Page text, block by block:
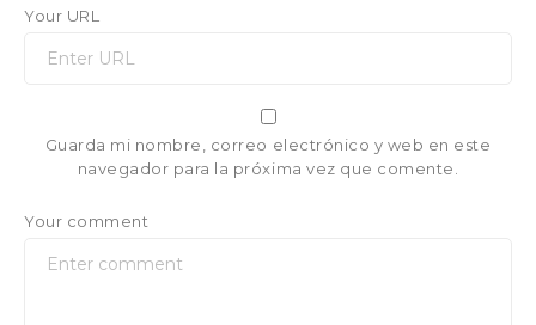
Your URL
Guarda mi nombre, correo electrónico y web en este
navegador para la próxima vez que comente.
Your comment